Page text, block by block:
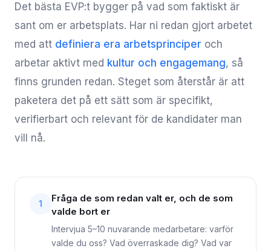
Det bästa EVP:t bygger på vad som faktiskt är
sant om er arbetsplats. Har ni redan gjort arbetet
med att definiera era arbetsprinciper och
arbetar aktivt med kultur och engagemang, så
finns grunden redan. Steget som återstår är att
paketera det på ett sätt som är specifikt,
verifierbart och relevant för de kandidater man
vill nå.
1
Fråga de som redan valt er, och de som
valde bort er
Intervjua 5–10 nuvarande medarbetare: varför
valde du oss? Vad överraskade dig? Vad var